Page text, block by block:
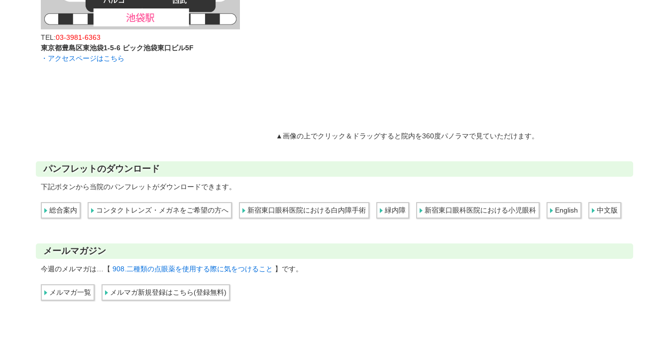
TEL:03-3981-6363
東京都豊島区東池袋1-5-6 ビック池袋東口ビル5F
・アクセスページはこちら
▲画像の上でクリック＆ドラッグすると院内を360度パノラマで見ていただけます。
パンフレットのダウンロード
下記ボタンから当院のパンフレットがダウンロードできます。
総合案内 コンタクトレンズ・メガネをご希望の方へ 新宿東口眼科医院における白内障手術 緑内障 新宿東口眼科医院における小児眼科 English 中文版
メールマガジン
今週のメルマガは…【 908.二種類の点眼薬を使用する際に気をつけること 】です。
メルマガ一覧 メルマガ新規登録はこちら(登録無料)